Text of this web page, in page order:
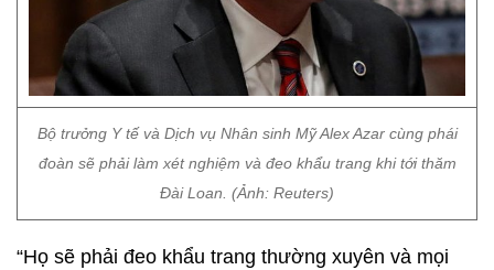
Bộ trưởng Y tế và Dịch vụ Nhân sinh Mỹ Alex Azar cùng phái
đoàn sẽ phải làm xét nghiệm và đeo khẩu trang khi tới thăm
Đài Loan. (Ảnh: Reuters)
“Họ sẽ phải đeo khẩu trang thường xuyên và mọi